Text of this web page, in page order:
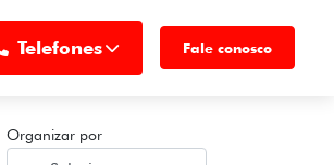
Fale conosco
Telefones
Organizar por